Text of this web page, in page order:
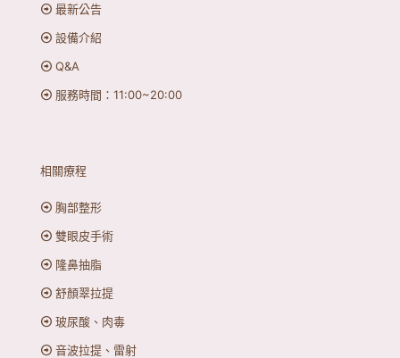
最新公告
設備介紹
Q&A
服務時間：11:00~20:00
相關療程
胸部整形
雙眼皮手術
隆鼻抽脂
舒顏翠拉提
玻尿酸、肉毒
音波拉提、雷射